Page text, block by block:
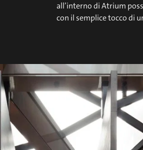
all’interno di Atrium
con il semplice tocco di